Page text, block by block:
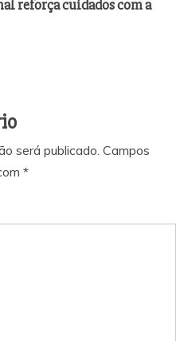
reforça cuidados com a
será publicado. Campos
*